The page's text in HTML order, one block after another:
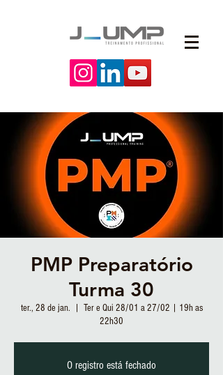
PMP Preparatório
Turma 30
ter., 28 de jan.
Ter e Qui 28/01 a 27/02 | 19h as
22h30
O registro está fechado